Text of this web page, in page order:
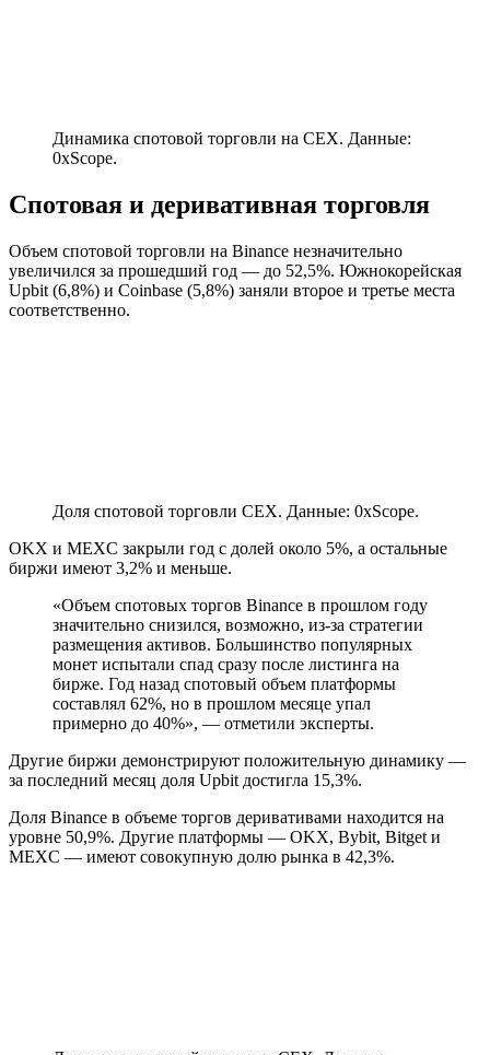
Динамика спотовой торговли на CEX. Данные:
0xScope.
Спотовая и деривативная торговля
Объем спотовой торговли на Binance незначительно
увеличился за прошедший год — до 52,5%. Южнокорейская
Upbit (6,8%) и Coinbase (5,8%) заняли второе и третье места
соответственно.
Доля спотовой торговли CEX. Данные: 0xScope.
OKX и MEXC закрыли год с долей около 5%, а остальные
биржи имеют 3,2% и меньше.
«Объем спотовых торгов Binance в прошлом году
значительно снизился, возможно, из-за стратегии
размещения активов. Большинство популярных
монет испытали спад сразу после листинга на
бирже. Год назад спотовый объем платформы
составлял 62%, но в прошлом месяце упал
примерно до 40%», — отметили эксперты.
Другие биржи демонстрируют положительную динамику —
за последний месяц доля Upbit достигла 15,3%.
Доля Binance в объеме торгов деривативами находится на
уровне 50,9%. Другие платформы — OKX, Bybit, Bitget и
MEXC — имеют совокупную долю рынка в 42,3%.